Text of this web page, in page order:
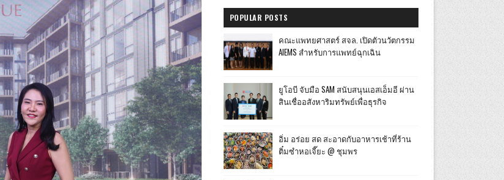
POPULAR POSTS
คณะแพทยศาสตร์ สจล. เปิดตัวนวัตกรรม
AIEMS สำหรับการแพทย์ฉุกเฉิน
ยูโอบี จับมือ SAM สนับสนุนเอสเอ็มอี ผ่าน
สินเชื่ออสังหาริมทรัพย์เพื่อธุรกิจ
อิ่ม อร่อย สด สะอาดกับอาหารเช้าที่ร้าน
ติ๋มซำหอเจี๊ยะ @ ชุมพร